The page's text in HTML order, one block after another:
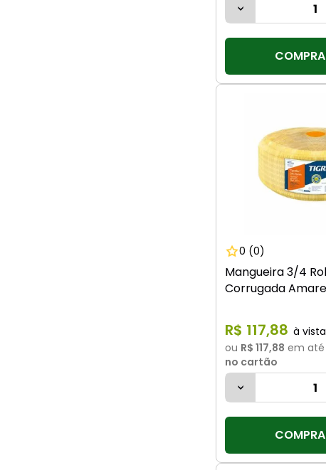
0 (0)
Mangueira 3/4
Corrugada
R$ 117,88
ou R$ 117,88 em até
no cartão